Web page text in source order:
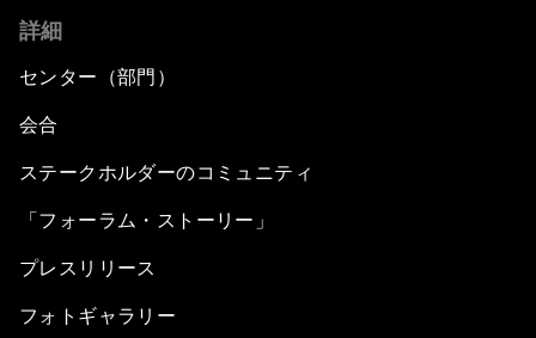
詳細
センター（部門）
会合
ステークホルダーのコミュニティ
「フォーラム・ストーリー」
プレスリリース
フォトギャラリー